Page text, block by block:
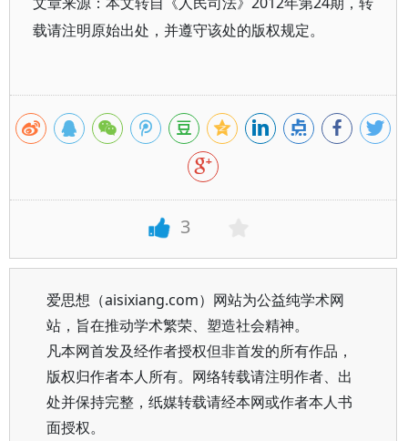
载请注明原始出处，并遵守该处的版权规定。
3
爱思想（aisixiang.com）网站为公益纯学术网
站，旨在推动学术繁荣、塑造社会精神。
凡本网首发及经作者授权但非首发的所有作品，
版权归作者本人所有。网络转载请注明作者、出
处并保持完整，纸媒转载请经本网或作者本人书
面授权。